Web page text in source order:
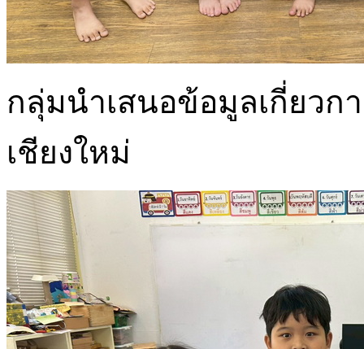
กลุ่มนำเสนอข้อมูลเกี่ยวก
เชียงใหม่